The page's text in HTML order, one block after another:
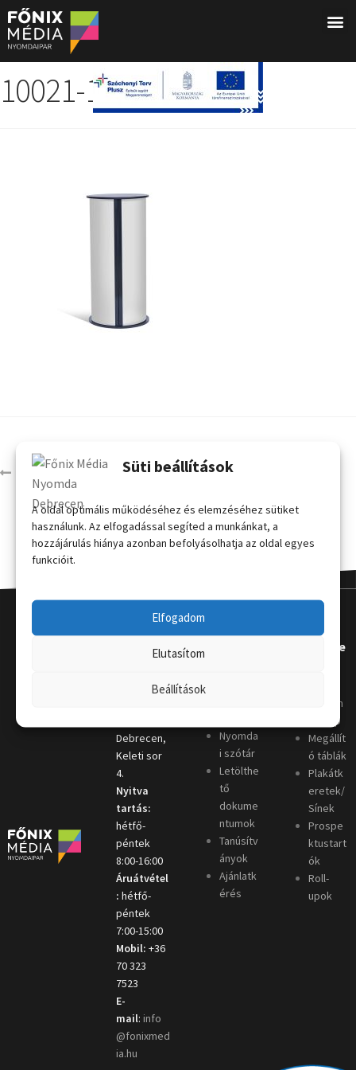
Süti beállítások
A oldal optimális működéséhez és elemzéséhez sütiket
használunk. Az elfogadással segíted a munkánkat, a
hozzájárulás hiánya azonban befolyásolhatja az oldal egyes
funkcióit.
Elfogadom
Elutasítom
Beállítások
10021-1
Kerek kínálópult (40 x 94 cm)
Kapcsola
Debrecen,
Keleti sor
4.
Nyitva
tartás:
hétfő-
péntek
8:00-16:00
Áruátvétel
: hétfő-
péntek
7:00-15:00
Mobil: +36
70 323
7523
E-
mail: info
@fonixmed
ia.hu
Nyomda
i szótár
Letölthe
tő
dokume
ntumok
Tanúsítv
ányok
Ajánlatk
érés
Terméke
Kordon
oszlop
Megállít
ó táblák
Plakátk
eretek/
Sínek
Prospe
ktustart
ók
Roll-
upok